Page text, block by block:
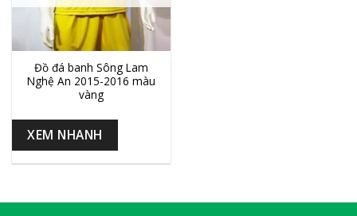
Đồ đá banh Sông Lam
Nghệ An 2015-2016 màu
vàng
XEM NHANH